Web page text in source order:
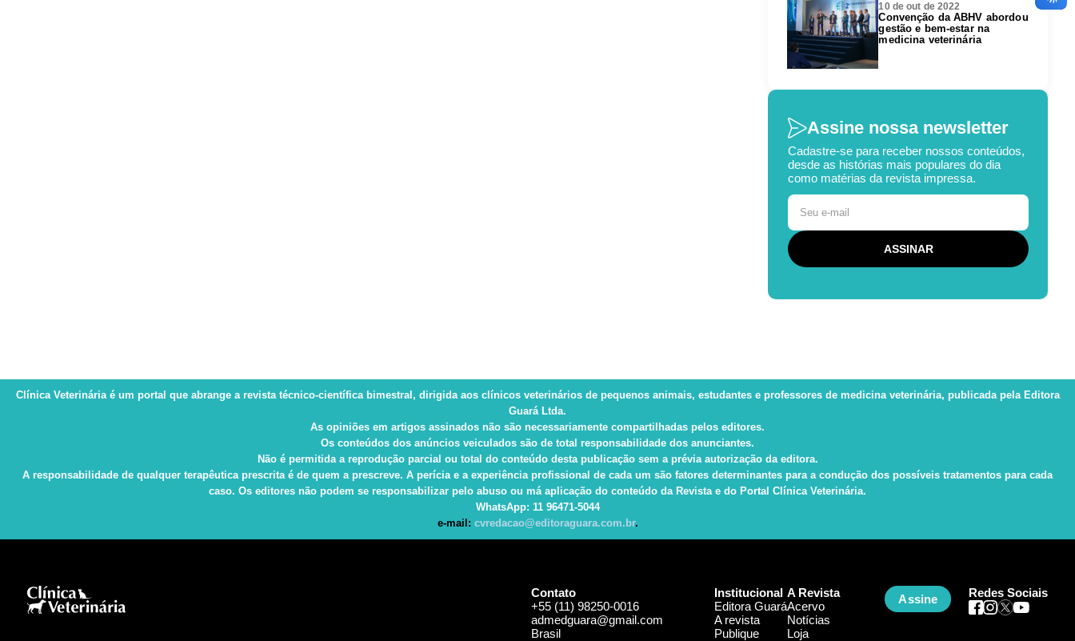
10 de out de 2022
Convenção da ABHV abordou
gestão e bem-estar na
medicina veterinária
Assine nossa newsletter
Cadastre-se para receber nossos conteúdos,
desde as histórias mais populares do dia
como matérias da revista impressa.
Clínica Veterináriaé um portal que abrange a revista técnico-científica bimestral, dirigida aos clínicos veterinários de pequenos animais, estudantes e professores de medicina veterinária, publicada pela Editora
Guará Ltda.
As opiniões em artigos assinados não são necessariamente compartilhadas pelos editores.
Os conteúdos dos anúncios veiculados são de total responsabilidade dos anunciantes.
Não é permitida a reprodução parcial ou total do conteúdo desta publicação sem a prévia autorização da editora.
A responsabilidade de qualquer terapêutica prescrita é de quem a prescreve. A perícia e a experiência profissional de cada um são fatores determinantes para a condução dos possíveis tratamentos para cada
caso. Os editores não podem se responsabilizar pelo abuso ou má aplicação do conteúdo da Revista e do Portal Clínica Veterinária.
WhatsApp: 11 96471-5044
e-mail: cvredacao@editoraguara.com.br.
Contato
+55 (11) 98250-0016
admedguara@gmail.com
Brasil
Institucional
Editora Guará
A revista
Publique
A Revista
Acervo
Notícias
Loja
Assine Redes Sociais